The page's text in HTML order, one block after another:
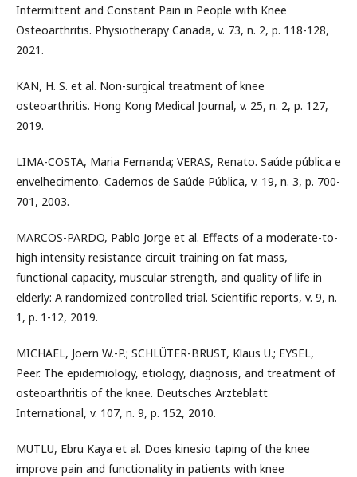
Intermittent and Constant Pain in People with Knee
Osteoarthritis. Physiotherapy Canada, v. 73, n. 2, p. 118-128,
2021.
KAN, H. S. et al. Non-surgical treatment of knee
osteoarthritis. Hong Kong Medical Journal, v. 25, n. 2, p. 127,
2019.
LIMA-COSTA, Maria Fernanda; VERAS, Renato. Saúde pública e
envelhecimento. Cadernos de Saúde Pública, v. 19, n. 3, p. 700-
701, 2003.
MARCOS-PARDO, Pablo Jorge et al. Effects of a moderate-to-
high intensity resistance circuit training on fat mass,
functional capacity, muscular strength, and quality of life in
elderly: A randomized controlled trial. Scientific reports, v. 9, n.
1, p. 1-12, 2019.
MICHAEL, Joern W.-P.; SCHLÜTER-BRUST, Klaus U.; EYSEL,
Peer. The epidemiology, etiology, diagnosis, and treatment of
osteoarthritis of the knee. Deutsches Arzteblatt
International, v. 107, n. 9, p. 152, 2010.
MUTLU, Ebru Kaya et al. Does kinesio taping of the knee
improve pain and functionality in patients with knee